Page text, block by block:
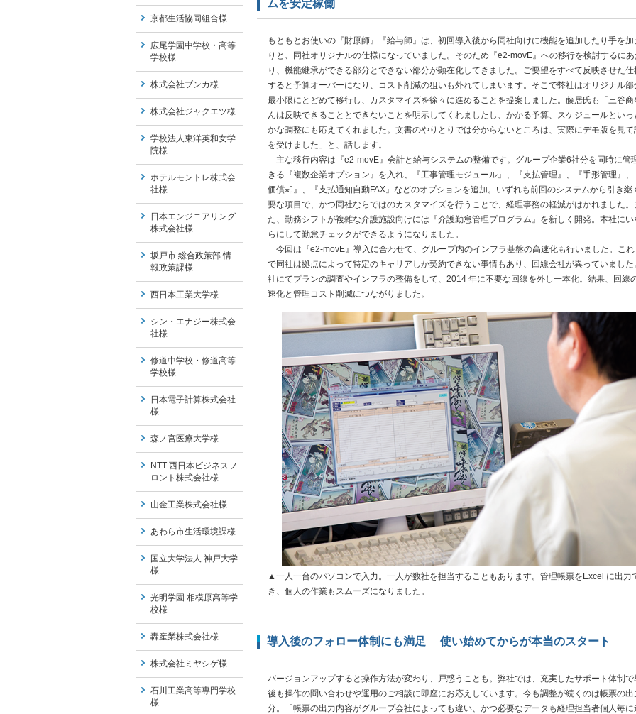
ムを安定稼働
もともとお使いの『財原師』『給与師』は、初回導入後から同社向けに機能を追加したり手を加
りと、同社オリジナルの仕様になっていました。そのため『e2-movE』への移行を検討するにあ
り、機能継承ができる部分とできない部分が顕在化してきました。ご要望をすべて反映させた仕
すると予算オーバーになり、コスト削減の狙いも外れてしまいます。そこで弊社はオリジナル部
最小限にとどめて移行し、カスタマイズを徐々に進めることを提案しました。藤居氏も「三谷商
んは反映できることとできないことを明示してくれましたし、かかる予算、スケジュールといっ
かな調整にも応えてくれました。文書のやりとりでは分からないところは、実際にデモ版を見て
を受けました」と、話します。
主な移行内容は『e2-movE』会計と給与システムの整備です。グループ企業6社分を同時に管
きる『複数企業オプション』を入れ、『工事管理モジュール』、『支払管理』、『手形管理』、
価償却』、『支払通知自動FAX』などのオプションを追加。いずれも前回のシステムから引き継
要な項目で、かつ同社ならではのカスタマイズを行うことで、経理事務の軽減がはかれました。
た、勤務シフトが複雑な介護施設向けには『介護勤怠管理プログラム』を新しく開発。本社にい
らにして勤怠チェックができるようになりました。
今回は『e2-movE』導入に合わせて、グループ内のインフラ基盤の高速化も行いました。これ
で同社は拠点によって特定のキャリアしか契約できない事情もあり、回線会社が異っていました
社にてプランの調査やインフラの整備をして、2014 年に不要な回線を外し一本化。結果、回線
速化と管理コスト削減につながりました。
▲一人一台のパソコンで入力。一人が数社を担当することもあります。管理帳票をExcel に出力
き、個人の作業もスムーズになりました。
導入後のフォロー体制にも満足 使い始めてからが本当のスタート
バージョンアップすると操作方法が変わり、戸惑うことも。弊社では、充実したサポート体制で
後も操作の問い合わせや運用のご相談に即座にお応えしています。今も調整が続くのは帳票の出
分。「帳票の出力内容がグループ会社によっても違い、かつ必要なデータも経理担当者個人毎に
京都生活協同組合様
広尾学園中学校・高等
学校様
株式会社ブンカ様
株式会社ジャクエツ様
学校法人東洋英和女学
院様
ホテルモントレ株式会
社様
日本エンジニアリング
株式会社様
坂戸市 総合政策部 情
報政策課様
西日本工業大学様
シン・エナジー株式会
社様
修道中学校・修道高等
学校様
日本電子計算株式会社
様
森ノ宮医療大学様
NTT 西日本ビジネスフ
ロント株式会社様
山金工業株式会社様
あわら市生活環境課様
国立大学法人 神戸大学
様
光明学園 相模原高等学
校様
轟産業株式会社様
株式会社ミヤシゲ様
石川工業高等専門学校
様